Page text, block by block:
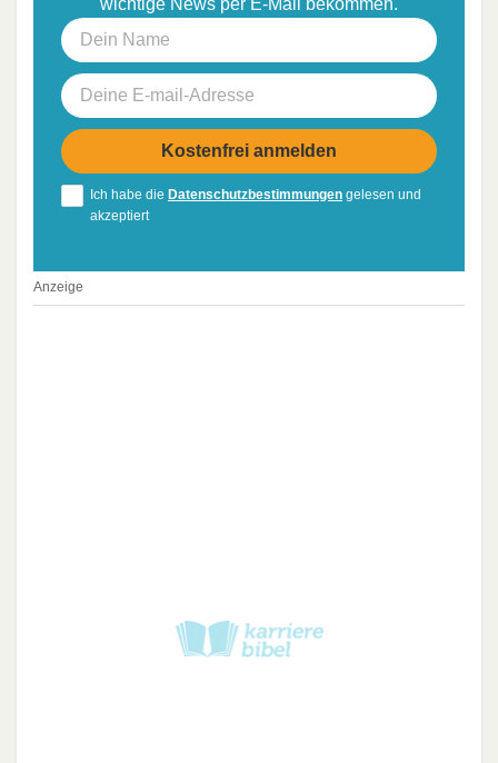
wichtige News per E-Mail bekommen.
Ich habe die Datenschutzbestimmungen gelesen und
akzeptiert
Anzeige